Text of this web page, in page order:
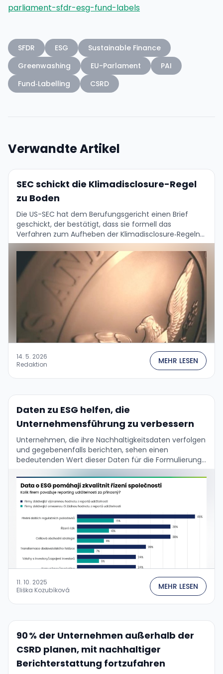
parliament-sfdr-esg-fund-labels
SFDR ESG
Sustainable Finance
Greenwashing
EU-Parlament
PAI
Fund‑Labelling
CSRD
Verwandte Artikel
SEC schickt die Klimadisclosure-Regel
zu Boden
Die US-SEC hat dem Berufungsgericht einen Brief
geschickt, der bestätigt, dass sie formell das
Verfahren zum Aufheben der Klimadisclosure‑Regeln
von 2024 einleiten wird. Nach monatelangen
juristischen Manövern ist also klar: …
14. 5. 2026
Redaktion
MEHR LESEN
Daten zu ESG helfen, die
Unternehmensführung zu verbessern
Unternehmen, die ihre Nachhaltigkeitsdaten verfolgen
und gegebenenfalls berichten, sehen einen
bedeutenden Wert dieser Daten für die Formulierung
ihrer Geschäftsstrategie und die
Unternehmensführung. Das bestätigen die Ergebnisse
der aktuellen globalen Umfrage …
11. 10. 2025
Eliška Kozubíková
MEHR LESEN
90 % der Unternehmen außerhalb der
CSRD planen, mit nachhaltiger
Berichterstattung fortzufahren